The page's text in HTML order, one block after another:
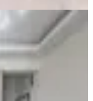
Geniş Ve
1+1